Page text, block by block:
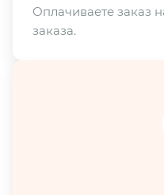
Оплачиваете заказ
заказа.